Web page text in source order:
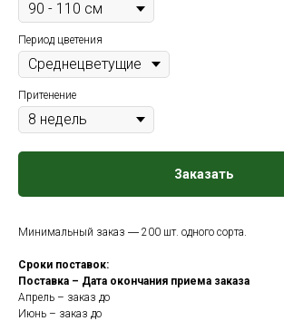
Период цветения
Притенение
Заказать
Минимальный заказ ― 200 шт. одного сорта.
Сроки поставок:
Поставка – Дата окончания приема заказа
Апрель – заказ до
Июнь – заказ до